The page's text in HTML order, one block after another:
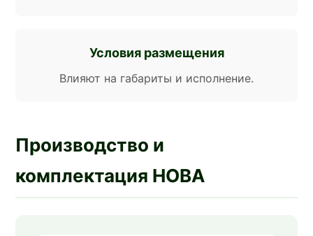
Условия размещения
Влияют на габариты и исполнение.
Производство и
комплектация НОВА